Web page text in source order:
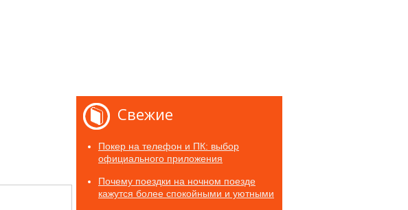
Свежие
Покер на телефон и ПК: выбор
официального приложения
Почему поездки на ночном поезде
кажутся более спокойными и уютными